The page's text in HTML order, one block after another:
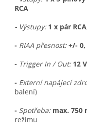
RCA
- Výstupy: 1 x pár
- RIAA přesnost: +/-
- Trigger In / Out: 12
- Externí napájecí
balení)
- Spotřeba: max. 750
režimu